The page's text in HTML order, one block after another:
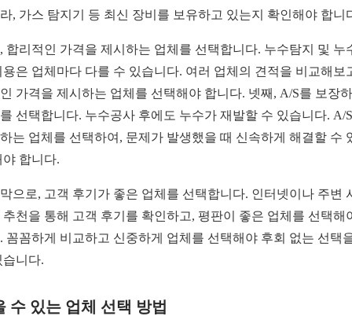
, 가스 탐지기 등 최신 장비를 보유하고 있는지 확인해야 합니
합리적인 가격을 제시하는 업체를 선택합니다. 누수탐지 및 누
용은 업체마다 다를 수 있습니다. 여러 업체의 견적을 비교해보
가격을 제시하는 업체를 선택해야 합니다. 넷째, A/S를 보장
선택합니다. 누수공사 후에도 누수가 재발할 수 있습니다. A/
는 업체를 선택하여, 문제가 발생했을 때 신속하게 해결할 수
야 합니다.
으로, 고객 후기가 좋은 업체를 선택합니다. 인터넷이나 주변
추천을 통해 고객 후기를 확인하고, 평판이 좋은 업체를 선택해
꼼꼼하게 비교하고 신중하게 업체를 선택해야 후회 없는 선택
습니다.
수 있는 업체 선택 방법